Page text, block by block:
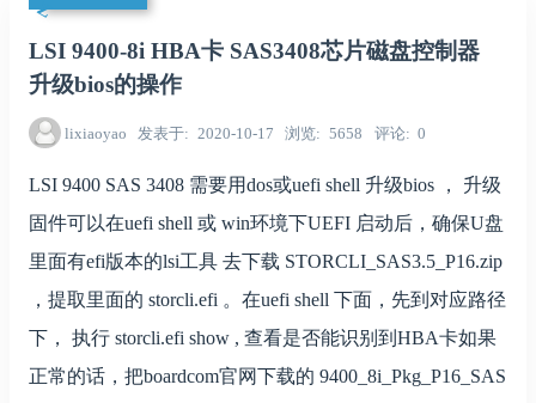
LSI 9400-8i HBA卡 SAS3408芯片磁盘控制器
升级bios的操作
lixiaoyao 发表于 2020-10-17 浏览 5658 评论 0
LSI 9400 SAS 3408 需要用dos或uefi shell 升级bios ， 升级
固件可以在uefi shell 或 win环境下UEFI 启动后，确保U盘
里面有efi版本的lsi工具 去下载 STORCLI_SAS3.5_P16.zip
，提取里面的 storcli.efi 。在uefi shell 下面，先到对应路径
下， 执行 storcli.efi show , 查看是否能识别到HBA卡如果
正常的话，把boardcom官网下载的 9400_8i_Pkg_P16_SAS